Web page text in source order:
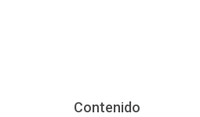
Contenido